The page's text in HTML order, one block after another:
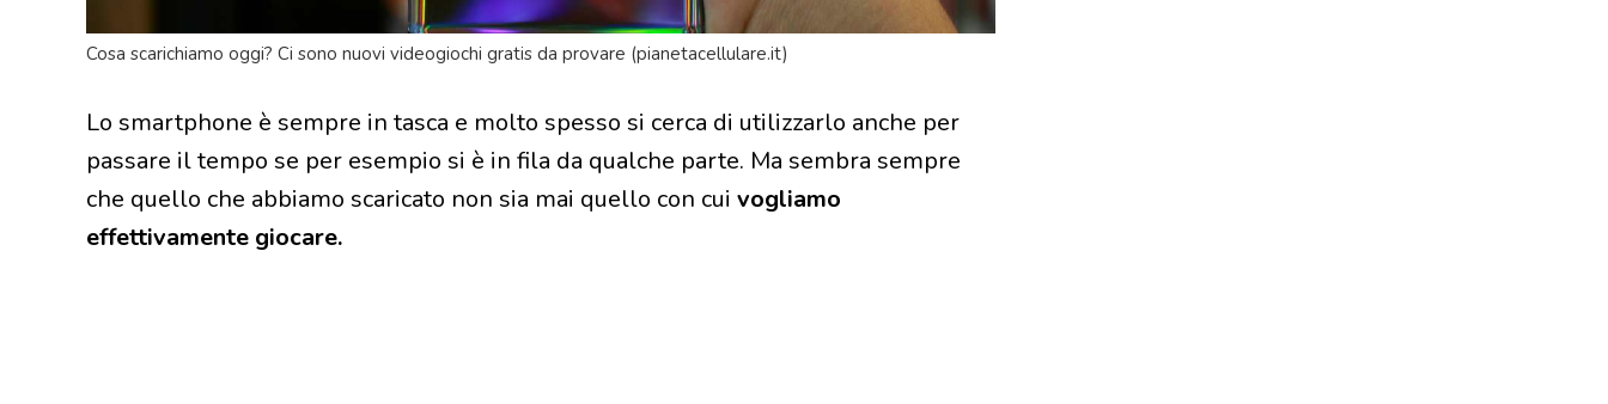
Cosa scarichiamo oggi? Ci sono nuovi videogiochi gratis da provare (pianetacellulare.it)
Lo smartphone è sempre in tasca e molto spesso si cerca di utilizzarlo anche per
passare il tempo se per esempio si è in fila da qualche parte. Ma sembra sempre
che quello che abbiamo scaricato non sia mai quello con cui vogliamo
effettivamente giocare.